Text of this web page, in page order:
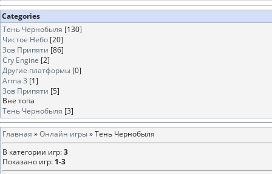
Categories
Тень Чернобыля [130]
Чистое Небо [20]
Зов Припяти [86]
Cry Engine [2]
Другие платформы [0]
Arma 3 [1]
Зов Припяти [5]
Вне топа
Тень Чернобыля [3]
Главная »Онлайн игры» Тень Чернобыля
В категории игр:3
Показано игр: 1-3